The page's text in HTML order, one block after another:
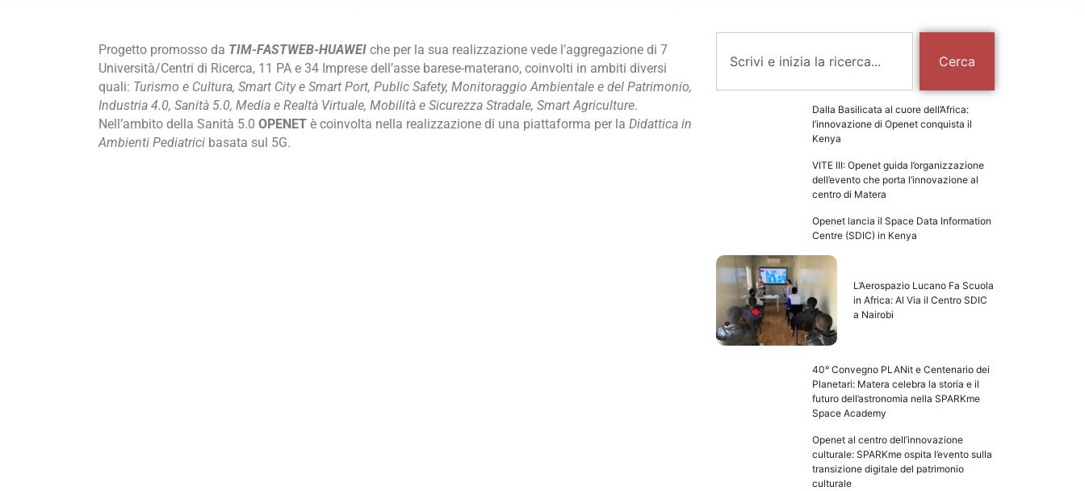
Progetto promosso da TIM-FASTWEB-HUAWEI che per la sua realizzazione vede l’aggregazione di 7
Università/Centri di Ricerca, 11 PA e 34 Imprese dell’asse barese-materano, coinvolti in ambiti diversi
quali: Turismo e Cultura, Smart City e Smart Port, Public Safety, Monitoraggio Ambientale e del Patrimonio,
Industria 4.0, Sanità 5.0, Media e Realtà Virtuale, Mobilità e Sicurezza Stradale, Smart Agriculture.
Nell’ambito della Sanità 5.0 OPENET è coinvolta nella realizzazione di una piattaforma per la Didattica in
Ambienti Pediatrici basata sul 5G.
Cerca
Dalla Basilicata al cuore dell’Africa:
l’innovazione di Openet conquista il
Kenya
VITE III: Openet guida l’organizzazione
dell’evento che porta l’innovazione al
centro di Matera
Openet lancia il Space Data Information
Centre (SDIC) in Kenya
L’Aerospazio Lucano Fa Scuola
in Africa: Al Via il Centro SDIC
a Nairobi
40° Convegno PLANit e Centenario dei
Planetari: Matera celebra la storia e il
futuro dell’astronomia nella SPARKme
Space Academy
Openet al centro dell’innovazione
culturale: SPARKme ospita l’evento sulla
transizione digitale del patrimonio
culturale